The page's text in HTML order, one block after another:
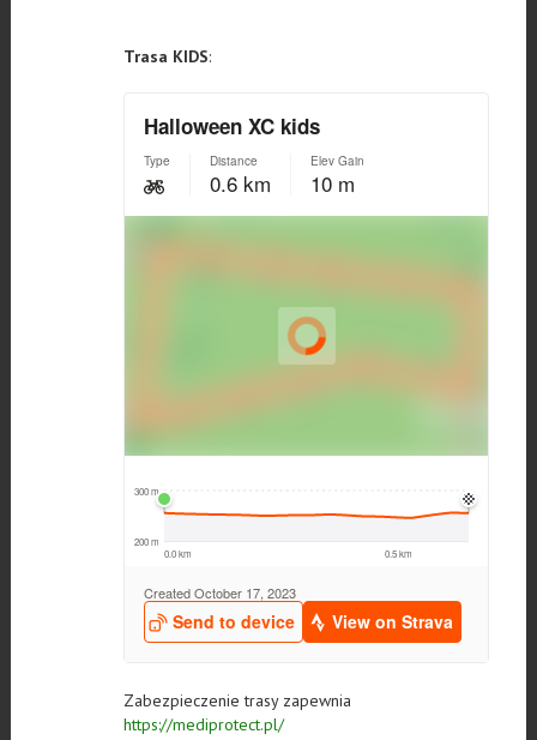
Trasa KIDS:
Zabezpieczenie trasy zapewnia
https://mediprotect.pl/